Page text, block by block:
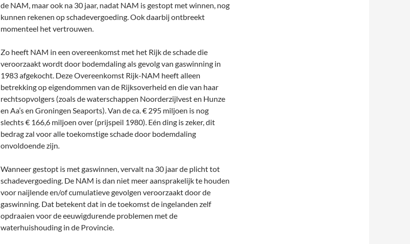
de NAM, maar ook na 30 jaar, nadat NAM is gestopt met winnen, nog
kunnen rekenen op schadevergoeding. Ook daarbij ontbreekt
momenteel het vertrouwen.
Zo heeft NAM in een overeenkomst met het Rijk de schade die
veroorzaakt wordt door bodemdaling als gevolg van gaswinning in
1983 afgekocht. Deze Overeenkomst Rijk-NAM heeft alleen
betrekking op eigendommen van de Rijksoverheid en die van haar
rechtsopvolgers (zoals de waterschappen Noorderzijlvest en Hunze
en Aa’s en Groningen Seaports). Van de ca. € 295 miljoen is nog
slechts € 166,6 miljoen over (prijspeil 1980). Eén ding is zeker, dit
bedrag zal voor alle toekomstige schade door bodemdaling
onvoldoende zijn.
Wanneer gestopt is met gaswinnen, vervalt na 30 jaar de plicht tot
schadevergoeding. De NAM is dan niet meer aansprakelijk te houden
voor naijlende en/of cumulatieve gevolgen veroorzaakt door de
gaswinning. Dat betekent dat in de toekomst de ingelanden zelf
opdraaien voor de eeuwigdurende problemen met de
waterhuishouding in de Provincie.